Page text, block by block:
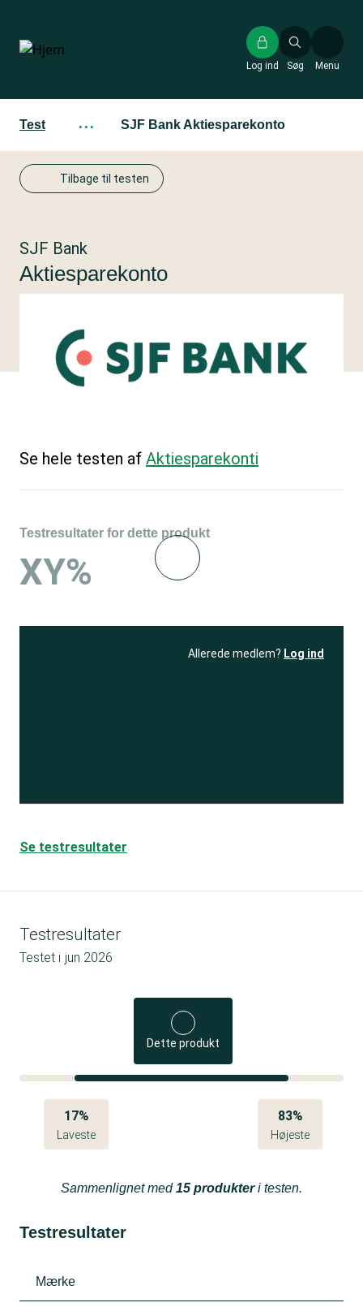
hovedindhold
Søg
Log ind Menu
Test ··· SJF Bank Aktiesparekonto
Tilbage til testen
SJF Bank
Aktiesparekonto
Se hele testen af Aktiesparekonti
Testresultater for dette produkt
XY%
Allerede medlem? Log ind
Se testresultater
Testresultater
Testet i jun 2026
Dette produkt
17%
Laveste
83%
Højeste
Sammenlignet med15 produkteri testen.
Testresultater
Mærke